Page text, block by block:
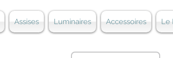
Assises Luminaires Accessoires Le